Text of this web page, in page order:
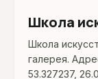
Школа
Школа
галерея.
53.327237,